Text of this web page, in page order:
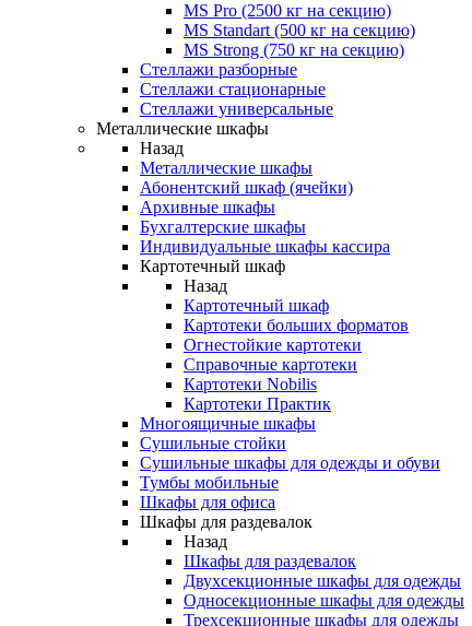
MS Pro (2500 кг на секцию)
MS Standart (500 кг на секцию)
MS Strong (750 кг на секцию)
Стеллажи разборные
Стеллажи стационарные
Стеллажи универсальные
Металлические шкафы
Назад
Металлические шкафы
Абонентский шкаф (ячейки)
Архивные шкафы
Бухгалтерские шкафы
Индивидуальные шкафы кассира
Картотечный шкаф
Назад
Картотечный шкаф
Картотеки больших форматов
Огнестойкие картотеки
Справочные картотеки
Картотеки Nobilis
Картотеки Практик
Многоящичные шкафы
Сушильные стойки
Сушильные шкафы для одежды и обуви
Тумбы мобильные
Шкафы для офиса
Шкафы для раздевалок
Назад
Шкафы для раздевалок
Двухсекционные шкафы для одежды
Односекционные шкафы для одежды
Трехсекционные шкафы для одежды